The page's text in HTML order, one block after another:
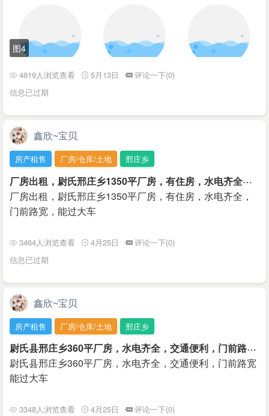
图4
4619人浏览查看 5月13日
评论一下(0)
信息已过期
鑫欣~宝贝
房产租售 厂房/仓库/土地 邢庄乡
厂
房出租，尉氏邢庄乡1350平厂房，有住房，水电齐全，门前路宽，能过大车
厂房出租，尉氏邢庄乡1350平厂房，有住房，水电齐全，
门前路宽，能过大车
3464人浏览查看 4月25日
评论一下(0)
信息已过期
鑫欣~宝贝
房产租售 厂房/仓库/土地 邢庄乡
尉
氏县邢庄乡360平厂房，水电齐全，交通便利，门前路宽能过大车
尉氏县邢庄乡360平厂房，水电齐全，交通便利，门前路宽
能过大车
3348人浏览查看 4月25日
评论一下(0)